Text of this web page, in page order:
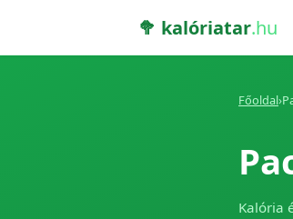
🥦 kalóriatar.hu
Főoldal›
Kalória